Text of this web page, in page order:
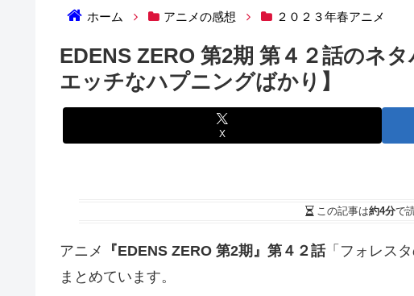
ホーム アニメの感想 ２０２３年春アニメ
EDENS ZERO 第2期 第４２話のネ
エッチなハプニングばかり】
X
この記事は約4分で
アニメ 『EDENS ZERO 第2期』第４２話「フォレス
まとめています。